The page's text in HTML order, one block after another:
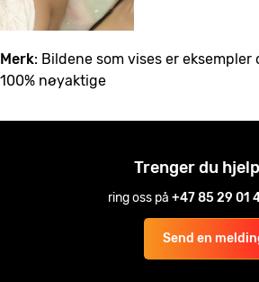
Merk: Bildene som vises er
100% nøyaktige
Trenger du
ring oss på +47 85 29 01
Send en